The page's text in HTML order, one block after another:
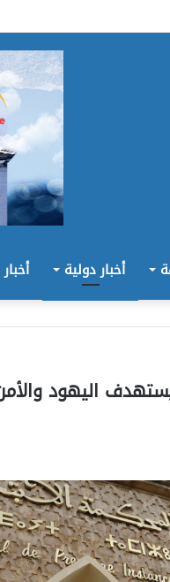
أخبار دولية
اليهود